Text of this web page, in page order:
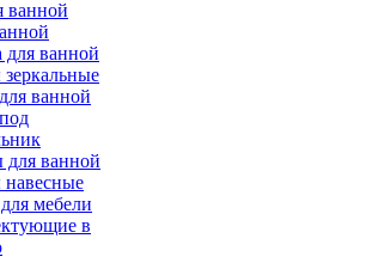
для ванной
ванной
ванной
мебели
в